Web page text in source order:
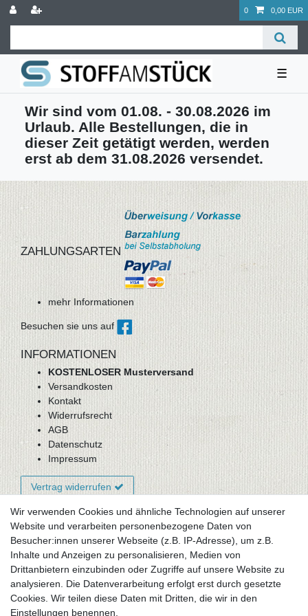
0 0,00 EUR
☰
Wir sind vom 01.08. - 30.08.2026 im
Urlaub. Alle Bestellungen, die in
dieser Zeit getätigt werden, werden
erst ab dem 31.08.2026 versendet.
ZAHLUNGSARTEN
mehr Informationen
Besuchen sie uns auf
INFORMATIONEN
KOSTENLOSER Musterversand
Versandkosten
Kontakt
Widerrufsrecht
AGB
Datenschutz
Impressum
Vertrag widerrufen
Newsletter-Anmeldung
FAQ / Fragen
Mein Warenkorb
Mein Merkzettel
Mein Konto
Wir verwenden Cookies und ähnliche Technologien auf unserer
Website und verarbeiten personenbezogene Daten von
Besucher:innen unserer Webseite (z.B. IP-Adresse), um z.B.
Inhalte und Anzeigen zu personalisieren, Medien von
Drittanbietern einzubinden oder Zugriffe auf unsere Website zu
analysieren. Die Datenverarbeitung erfolgt erst durch gesetzte
Cookies. Wir teilen diese Daten mit Dritten, die wir in den
Einstellungen benennen.